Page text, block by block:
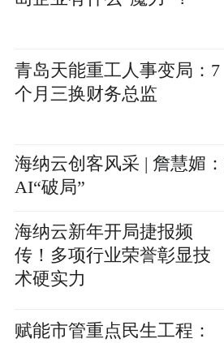
青岛天能重工人事变局：7
个月三换财务总监
海纳云创客风采 | 詹慧媚
AI“破局”
海纳云新年开局捷报频
传！多项行业荣誉彰显技
术硬实力
赋能市管重点民生工程：